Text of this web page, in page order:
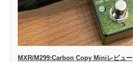
MXR/M299:Carbon Copy Miniレビュー